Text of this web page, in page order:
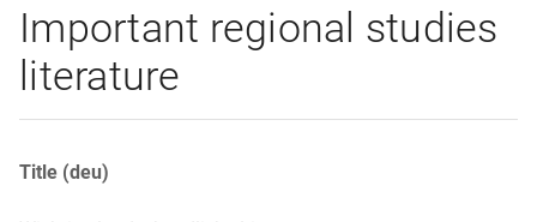
Important regional studies
literature
Title (deu)